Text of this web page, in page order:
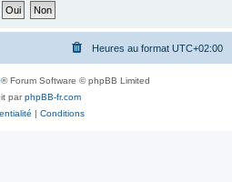
Heures au format UTC+02:00
® Forum Software © phpBB Limited
parphpBB-fr.com
| Conditions